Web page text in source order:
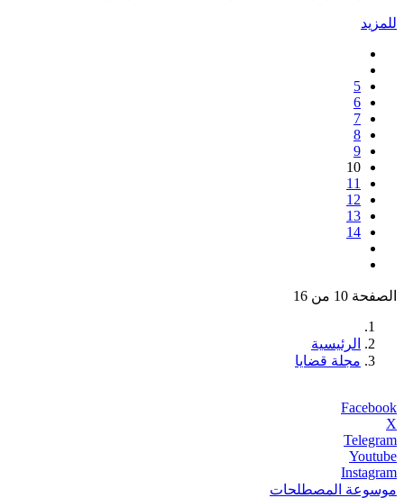
للمزيد
5
6
7
8
9
10
11
12
13
14
الصفحة 10 من 16
الرئيسية
مجلة قضايا
Facebook
X
Telegram
Youtube
Instagram
موسوعة المصطلحات